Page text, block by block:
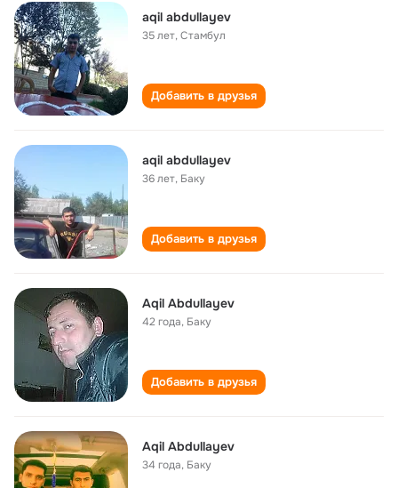
aqil abdullayev
35 лет,Стамбул
Добавить в друзья
aqil abdullayev
36 лет, Баку
Добавить в друзья
Aqil Abdullayev
42 года, Баку
Добавить в друзья
Aqil Abdullayev
34 года, Баку